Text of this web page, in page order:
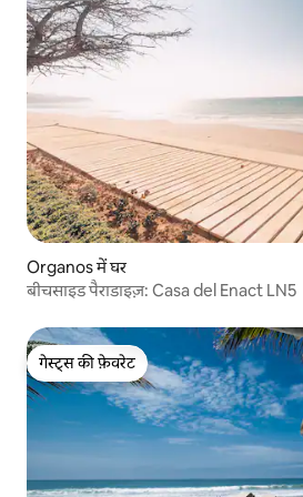
Organos में घर
बीचसाइड पैराडाइज़: Casa del Enact LN5
गेस्ट्स की फ़ेवरेट
गेस्ट्स की फ़ेवरेट